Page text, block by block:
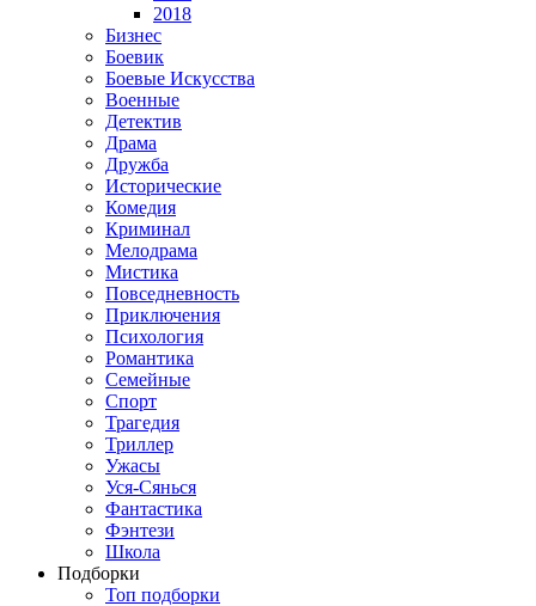
2018
Бизнес
Боевик
Боевые Искусства
Военные
Детектив
Драма
Дружба
Исторические
Комедия
Криминал
Мелодрама
Мистика
Повседневность
Приключения
Психология
Романтика
Семейные
Спорт
Трагедия
Триллер
Ужасы
Уся-Сянься
Фантастика
Фэнтези
Школа
Подборки
Топ подборки